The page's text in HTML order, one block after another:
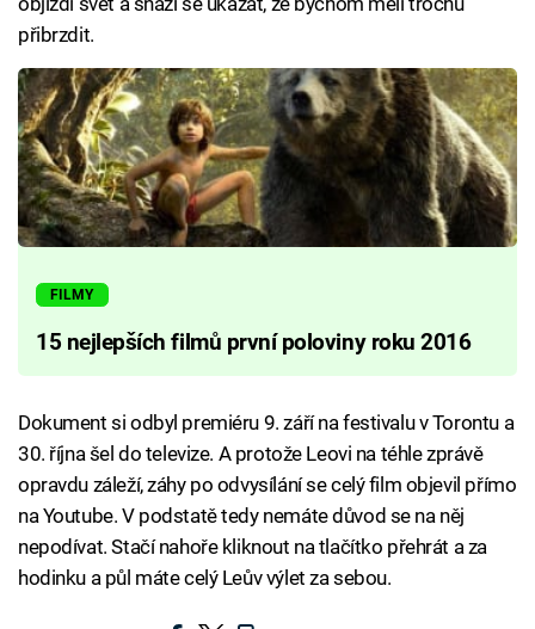
přibrzdit.
FILMY
15 nejlepších filmů první poloviny roku 2016
Dokument si odbyl premiéru 9. září na festivalu v Torontu a
30. října šel do televize. A protože Leovi na téhle zprávě
opravdu záleží, záhy po odvysílání se celý film objevil přímo
na Youtube. V podstatě tedy nemáte důvod se na něj
nepodívat. Stačí nahoře kliknout na tlačítko přehrát a za
hodinku a půl máte celý Leův výlet za sebou.